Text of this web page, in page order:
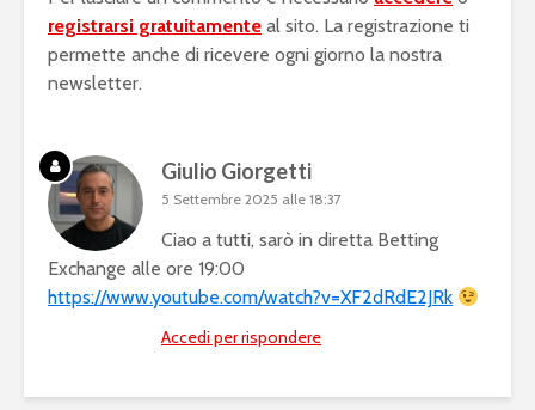
registrarsi gratuitamente al sito. La registrazione ti
permette anche di ricevere ogni giorno la nostra
newsletter.
Giulio Giorgetti
5 Settembre 2025 alle 18:37
Ciao a tutti, sarò in diretta Betting
Exchange alle ore 19:00
https://www.youtube.com/watch?v=XF2dRdE2JRk
Accedi per rispondere